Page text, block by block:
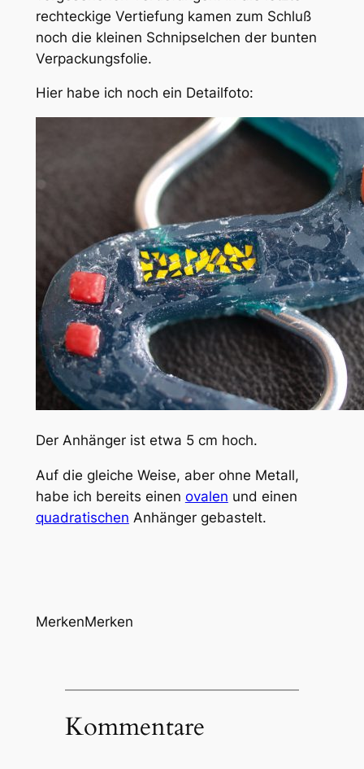
rechteckige Vertiefung kamen zum Schluß
noch die kleinen Schnipselchen der bunten
Verpackungsfolie.
Hier habe ich noch ein Detailfoto:
Der Anhänger ist etwa 5 cm hoch.
Auf die gleiche Weise, aber ohne Metall,
habe ich bereits einen ovalen und einen
quadratischen Anhänger gebastelt.
MerkenMerken
Kommentare